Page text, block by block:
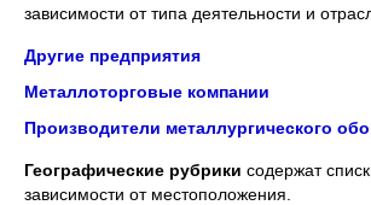
зависимости от типа деятельности и
Другие предприятия
Металлоторговые компании
Производители металлургического
Географические рубрики содержат
зависимости от местоположения.